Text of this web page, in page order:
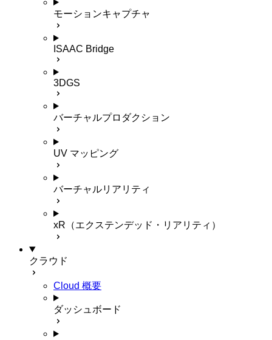
モーションキャプチャ
ISAAC Bridge
3DGS
バーチャルプロダクション
UV マッピング
バーチャルリアリティ
xR（エクステンデッド・リアリティ）
クラウド
Cloud 概要
ダッシュボード